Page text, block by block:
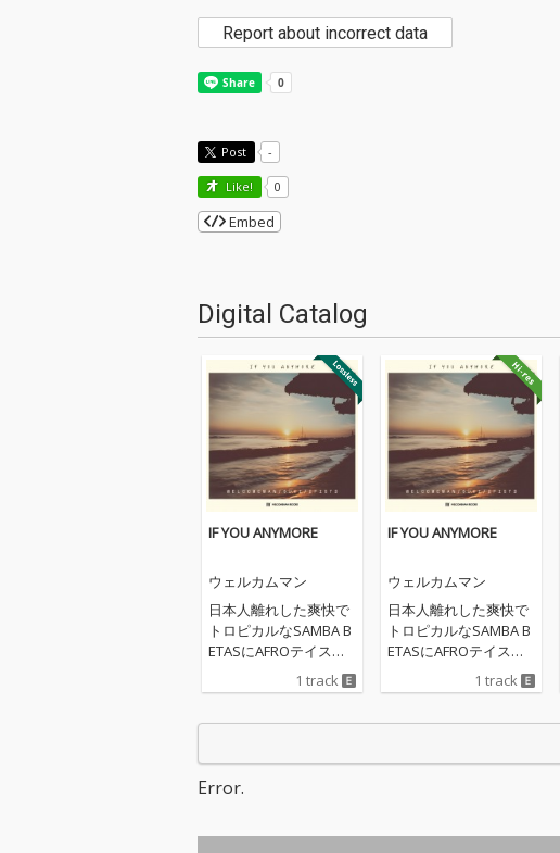
Report about incorrect data
Post -
Like! 0
Embed
Digital Catalog
IF YOU ANYMORE
ウェルカムマン
日本人離れした爽快で
トロピカルなSAMBA B
ETASにAFROテイスト
をのせて、インド人ラ
ッパー2FISTDとLAとイ
いポジティブなトラッ
リに踊れる！
1 track
IF YOU ANYMORE
ウェルカムマン
日本人離れした爽快で
トロピカルなSAMBA B
ETASにAFROテイスト
をのせて、インド人ラ
ッパー2FISTDとLAとイ
リに踊れる！
1 track
Error.